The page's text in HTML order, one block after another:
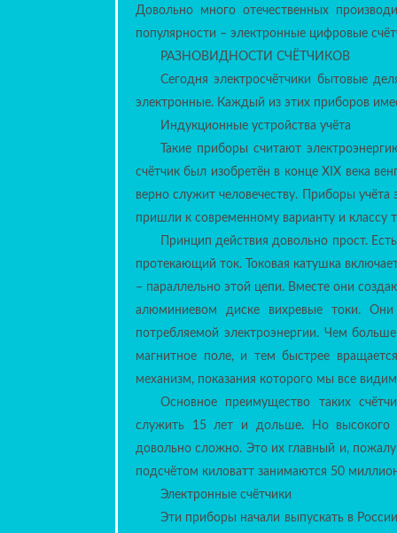
Принцип действия довольно прост.
протекающий ток. Токовая катушка
– параллельно этой цепи. Вместе они
алюминиевом диске вихревые токи.
потребляемой электроэнергии. Чем
магнитное поле, и тем быстрее
механизм, показания которого мы все
Основное преимущество таких
служить 15 лет и дольше. Но высокого
довольно сложно. Это их главный и,
подсчётом киловатт занимаются 50
Электронные счётчики
Эти приборы начали выпускать в
другой. В состав электрических схем
значения на преобразователь мощности в
сигнала.
Этот сигнал далее поступает на
частотную составляющую сигнала в
записываются в память прибора. Есть
ридер на флэш-память, а также передавать
Достоинства электронных счётчиков
малые размеры и вес;
возможность подсчёта по нескольким